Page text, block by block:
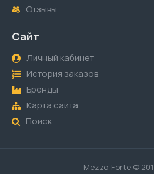
Отзывы
Сайт
Личный кабинет
История заказов
Бренды
Карта сайта
Поиск
Mezzo-Forte ©